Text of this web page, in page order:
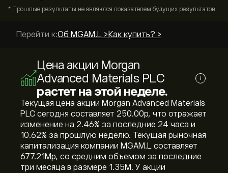
* Прошлые результаты не являются показателем будущих результатов
Перейти к:Об MGAM.L > Как купить? >
Цена акции Morgan
Advanced Materials PLC
растет на этой неделе.
i
Текущая цена акции Morgan Advanced Materials
PLC сегодня составляет 250.00‎p‎, что отражает
изменение на ‎2.46‎% за последние 24 часа и
‎10.62‎% за прошлую неделю. Текущая рыночная
капитализация компании MGAM.L составляет
677.21M‎p‎, со средним объемом за последние
три месяца в размере 1.35M. У акции